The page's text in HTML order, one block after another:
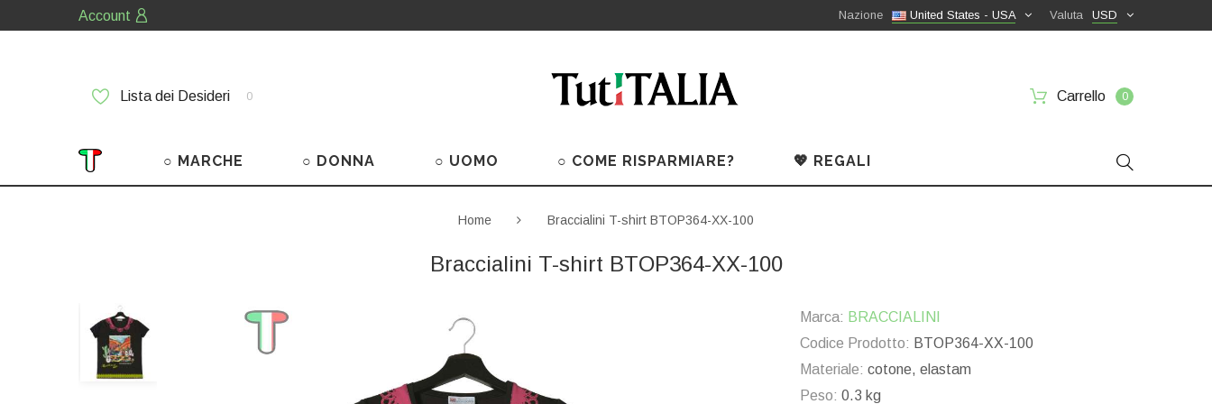
Account USD
Valuta
United States - USA
Nazione
Lista dei Desideri 0 Carrello 0
○ MARCHE ○ DONNA ○ UOMO ○ COME RISPARMIARE? 💖 REGALI
Home Braccialini T-shirt BTOP364-XX-100
Braccialini T-shirt BTOP364-XX-100
Marca: BRACCIALINI
Codice Prodotto: BTOP364-XX-100
Materiale: cotone, elastam
Peso: 0.3 kg